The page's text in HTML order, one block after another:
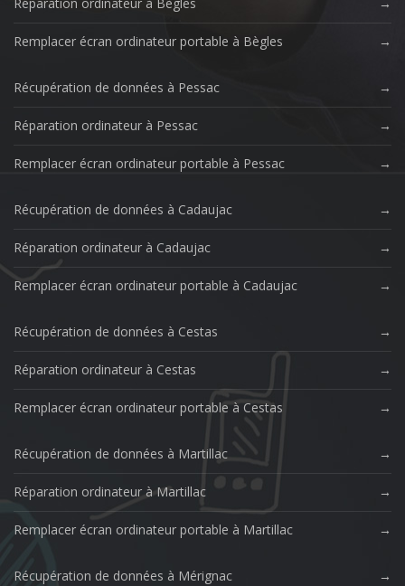
Remplacer écran ordinateur portable à Bègles
Récupération de données à Pessac
Réparation ordinateur à Pessac
Remplacer écran ordinateur portable à Pessac
Récupération de données à Cadaujac
Réparation ordinateur à Cadaujac
Remplacer écran ordinateur portable à Cadaujac
Récupération de données à Cestas
Réparation ordinateur à Cestas
Remplacer écran ordinateur portable à Cestas
Récupération de données à Martillac
Réparation ordinateur à Martillac
Remplacer écran ordinateur portable à Martillac
Récupération de données à Mérignac